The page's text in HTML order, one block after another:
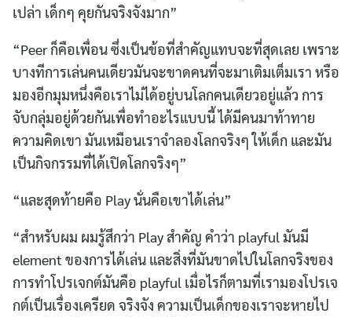
เปล่า เด็กๆ คุยกันจริงจังมาก”
“Peer ก็คือเพื่อน ซึ่งเป็นข้อที่สำคัญแทบจะที่สุดเลย เพราะ
บางทีการเล่นคนเดียวมันจะขาดคนที่จะมาเติมเต็มเรา หรือ
มองอีกมุมหนึ่งคือเราไม่ได้อยู่บนโลกคนเดียวอยู่แล้ว การ
จับกลุ่มอยู่ด้วยกันเพื่อทำอะไรแบบนี้ ได้มีคนมาท้าทาย
ความคิดเขา มันเหมือนเราจำลองโลกจริงๆ ให้เด็ก และมัน
เป็นกิจกรรมที่ได้เปิดโลกจริงๆ”
“และสุดท้ายคือ Play นั่นคือเขาได้เล่น”
“สำหรับผม ผมรู้สึกว่า Play สำคัญ คำว่า playful มันมี
element ของการได้เล่น และสิ่งที่มันขาดไปในโลกจริงของ
การทำโปรเจกต์มันคือ playful เมื่อไรก็ตามที่เรามองโปรเจ
กต์เป็นเรื่องเครียด จริงจัง ความเป็นเด็กของเราจะหายไป